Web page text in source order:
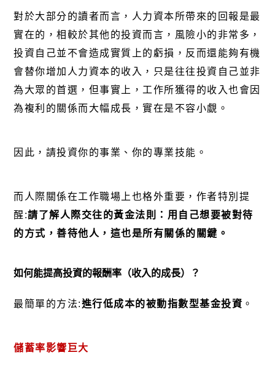
對於大部分的讀者而言，人力資本所帶來的回報是最
實在的，相較於其他的投資而言，風險小的非常多，
投資自己並不會造成實質上的虧損，反而還能夠有機
會替你增加人力資本的收入，只是往往投資自己並非
為大眾的首選，但事實上，工作所獲得的收入也會因
為複利的關係而大幅成長，實在是不容小覷。
因此，請投資你的事業、你的專業技能。
而人際關係在工作職場上也格外重要，作者特別提
醒:請了解人際交往的黃金法則： 用自己想要被對待
的方式，善待他人 ，這也是所有關係的關鍵。
如何能提高投資的報酬率（收入的成長）？
最簡單的方法:進行低成本的被動指數型基金投資 。
儲蓄率影響巨大